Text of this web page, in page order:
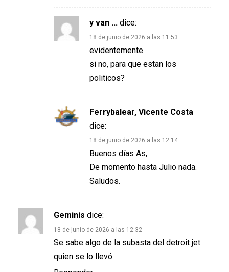
y van ... dice:
18 de junio de 2026 a las 11:53
evidentemente
si no, para que estan los
politicos?
Ferrybalear, Vicente Costa
dice:
18 de junio de 2026 a las 12:14
Buenos días As,
De momento hasta Julio nada.
Saludos.
Geminis dice:
18 de junio de 2026 a las 12:32
Se sabe algo de la subasta del detroit jet
quien se lo llevó